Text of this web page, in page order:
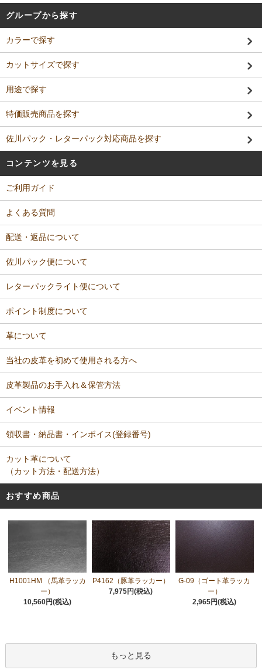
グループから探す
カラーで探す
カットサイズで探す
用途で探す
特価販売商品を探す
佐川パック・レターパック対応商品を探す
コンテンツを見る
ご利用ガイド
よくある質問
配送・返品について
佐川パック便について
レターパックライト便について
ポイント制度について
革について
当社の皮革を初めて使用される方へ
皮革製品のお手入れ＆保管方法
イベント情報
領収書・納品書・インボイス(登録番号)
カット革について
（カット方法・配送方法）
おすすめ商品
H1001HM （馬革ラッカ
ー）
10,560円(税込)
P4162（豚革ラッカー）
7,975円(税込)
G-09（ゴート革ラッカ
ー）
2,965円(税込)
もっと見る